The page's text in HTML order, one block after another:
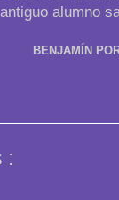
alumno
BENJAMÍN
: